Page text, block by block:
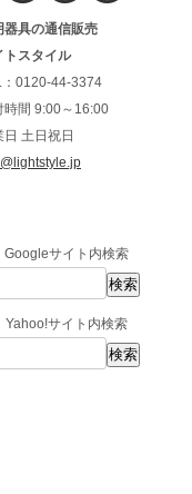
器具の通信販売
トスタイル
：0120-44-3374
時間 9:00～16:00
日 土日祝日
Googleサイト内検索
Yahoo!サイト内検索